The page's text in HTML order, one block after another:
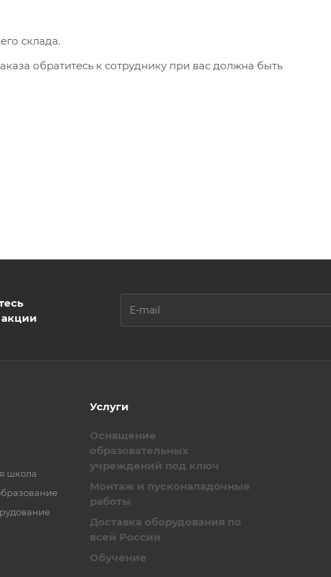
склада.
обратитесь к сотруднику при вас должна быть
акции
школа
Услуги
Оснащение
образовательных
учреждений под ключ
Монтаж и пусконаладочные
работы
Доставка оборудования по
всей России
Обучение